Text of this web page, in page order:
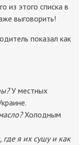
из этого списка в
выговорить!
показал как
У местных
Холодным
где я их сушу и как